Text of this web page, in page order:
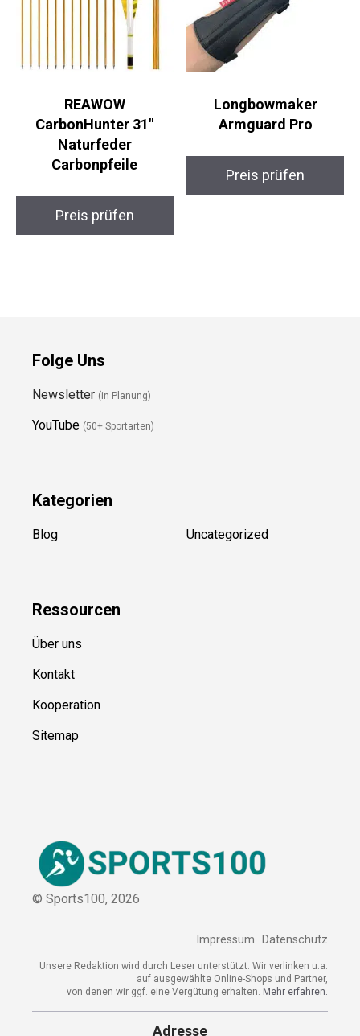
REAWOW
CarbonHunter 31″
Naturfeder
Carbonpfeile
Preis prüfen
Longbowmaker
Armguard Pro
Preis prüfen
Folge Uns
Newsletter (in Planung)
YouTube (50+ Sportarten)
Kategorien
Blog Uncategorized
Ressourcen
Über uns
Kontakt
Kooperation
Sitemap
© Sports100, 2026
Impressum Datenschutz
Unsere Redaktion wird durch Leser unterstützt. Wir verlinken u.a.
auf ausgewählte Online-Shops und Partner,
von denen wir ggf. eine Vergütung erhalten. Mehr erfahren.
Adresse